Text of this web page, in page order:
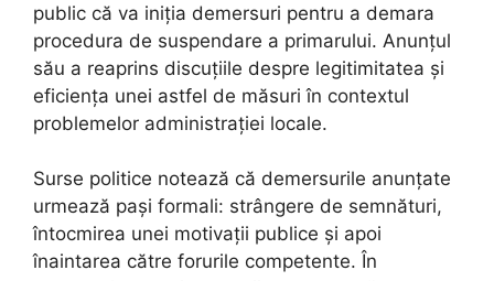
public că va iniția demersuri pentru a demara
procedura de suspendare a primarului. Anunțul
său a reaprins discuțiile despre legitimitatea și
eficiența unei astfel de măsuri în contextul
problemelor administrației locale.
Surse politice notează că demersurile anunțate
urmează pași formali: strângere de semnături,
întocmirea unei motivații publice și apoi
înaintarea către forurile competente. În